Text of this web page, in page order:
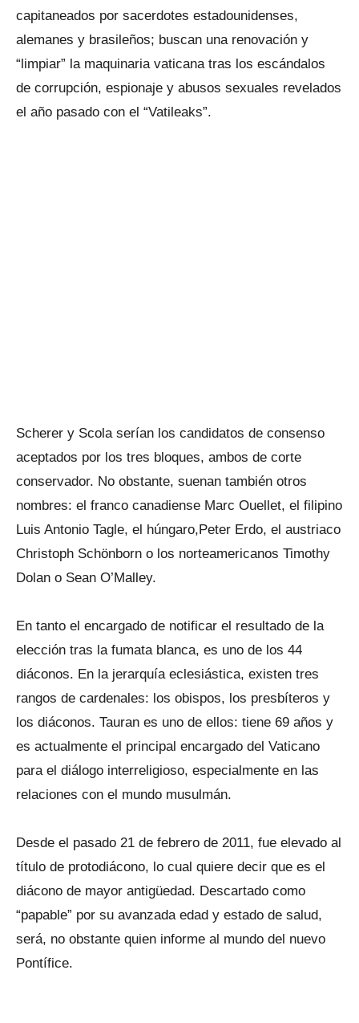
capitaneados por sacerdotes estadounidenses,
alemanes y brasileños; buscan una renovación y
“limpiar” la maquinaria vaticana tras los escándalos
de corrupción, espionaje y abusos sexuales revelados
el año pasado con el “Vatileaks”.
Scherer y Scola serían los candidatos de consenso
aceptados por los tres bloques, ambos de corte
conservador. No obstante, suenan también otros
nombres: el franco canadiense Marc Ouellet, el filipino
Luis Antonio Tagle, el húngaro,Peter Erdo, el austriaco
Christoph Schönborn o los norteamericanos Timothy
Dolan o Sean O’Malley.
En tanto el encargado de notificar el resultado de la
elección tras la fumata blanca, es uno de los 44
diáconos. En la jerarquía eclesiástica, existen tres
rangos de cardenales: los obispos, los presbíteros y
los diáconos. Tauran es uno de ellos: tiene 69 años y
es actualmente el principal encargado del Vaticano
para el diálogo interreligioso, especialmente en las
relaciones con el mundo musulmán.
Desde el pasado 21 de febrero de 2011, fue elevado al
título de protodiácono, lo cual quiere decir que es el
diácono de mayor antigüedad. Descartado como
“papable” por su avanzada edad y estado de salud,
será, no obstante quien informe al mundo del nuevo
Pontífice.